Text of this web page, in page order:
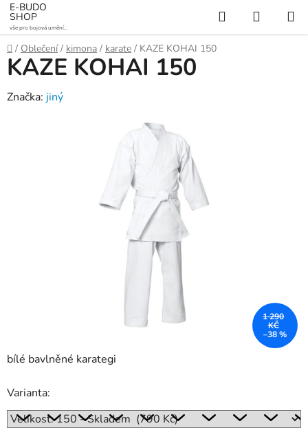
Přejít
na
obsah
E-BUDO
SHOP
vše pro bojová umění a
sporty
Hledat
KOŠÍK
Domů
/ Oblečení / kimona / karate / KAZE KOHAI 150
bílé bavlněné karategi
Varianta:
KAZE KOHAI 150
Značka: jiný
1 290
KČ
–38 %